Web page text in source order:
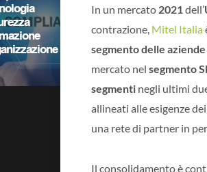
In un mercato 2021dell’
contrazione, Mitel Italia
segmento delle
mercato nel segmento
segmenti negli ultimi
allineati alle esigenze
una rete di partner in
Il consolidamento è